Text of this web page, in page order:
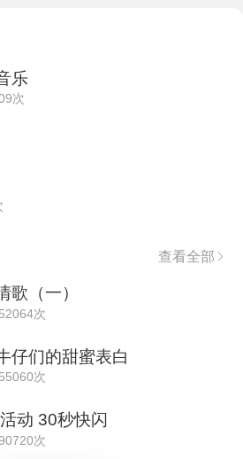
乐
次
查看全部
歌（一）
次
仔们的甜蜜表白
次
动 30秒快闪
次